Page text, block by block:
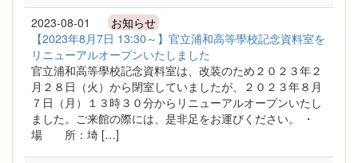
2023-08-01 お知らせ
【2023年8月7日 13:30～】官立浦和高等學校記念資料室を
リニューアルオープンいたしました
官立浦和高等學校記念資料室は、改装のため２０２３年２
月２８日（火）から閉室していましたが、２０２３年８月
７日（月）１３時３０分からリニューアルオープンいたし
ました。ご来館の際には、是非足をお運びください。 ・
場 所：埼 […]